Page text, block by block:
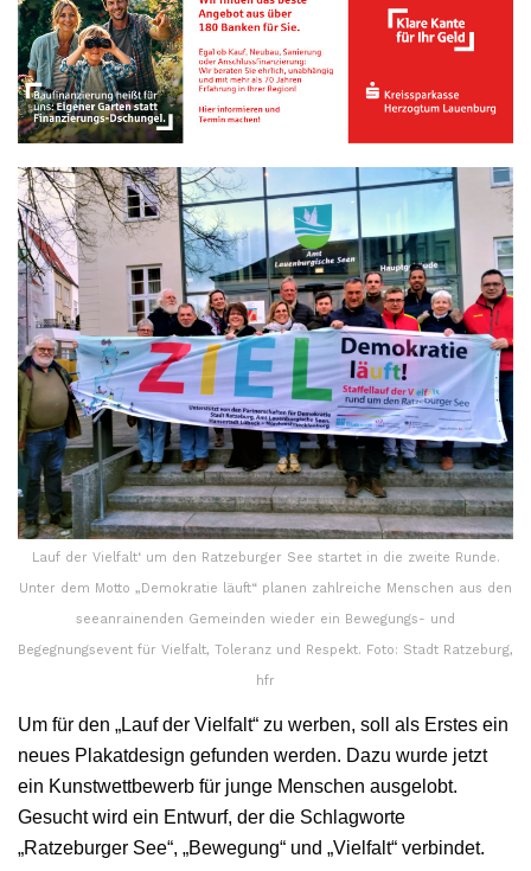
Lauf der Vielfalt‘ um den Ratzeburger See startet in die zweite Runde.
Unter dem Motto „Demokratie läuft“ planen zahlreiche Menschen aus den
seeanrainenden Gemeinden wieder ein Bewegungs- und
Begegnungsevent für Vielfalt, Toleranz und Respekt. Foto: Stadt Ratzeburg,
hfr
Um für den „Lauf der Vielfalt“ zu werben, soll als Erstes ein
neues Plakatdesign gefunden werden. Dazu wurde jetzt
ein Kunstwettbewerb für junge Menschen ausgelobt.
Gesucht wird ein Entwurf, der die Schlagworte
„Ratzeburger See“, „Bewegung“ und „Vielfalt“ verbindet.